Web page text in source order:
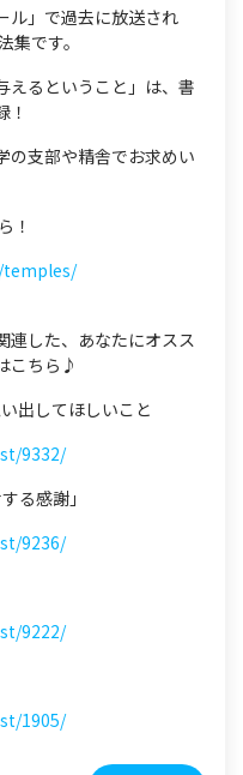
ル」で過去に放送され
集です。
えるということ」は、書
！
の支部や精舎でお求めい
！
temples/
連した、あなたにオスス
こちら♪
出してほしいこと
9332/
る感謝」
9236/
9222/
1905/